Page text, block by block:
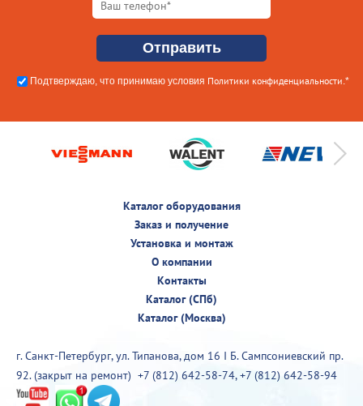
Подтверждаю, что принимаю условия Политики конфиденциальности .*
Каталог оборудования
Заказ и получение
Установка и монтаж
О компании
Контакты
Каталог (СПб)
Каталог (Москва)
г. Санкт-Петербург, ул. Типанова, дом 16 I Б. Сампсониевский пр.
92. (закрыт на ремонт) +7 (812) 642-58-74,+7 (812) 642-58-94